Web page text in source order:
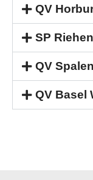
QV
SP
QV Spalen
QV Basel